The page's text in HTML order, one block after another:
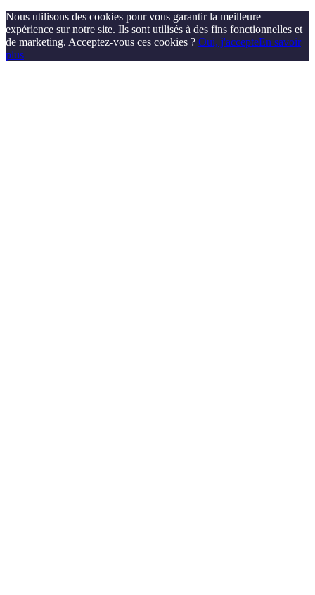
Nous utilisons des cookies pour vous garantir la meilleure
expérience sur notre site. Ils sont utilisés à des fins fonctionnelles et
de marketing. Acceptez-vous ces cookies ? Oui, j'accepteEn savoir
plus